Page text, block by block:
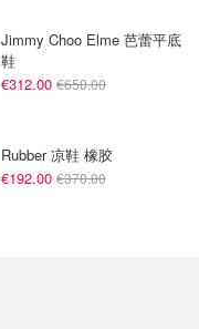
Jimmy Choo Elme 芭蕾平底
鞋
€312.00 €650.00
Rubber 凉鞋 橡胶
€192.00 €370.00